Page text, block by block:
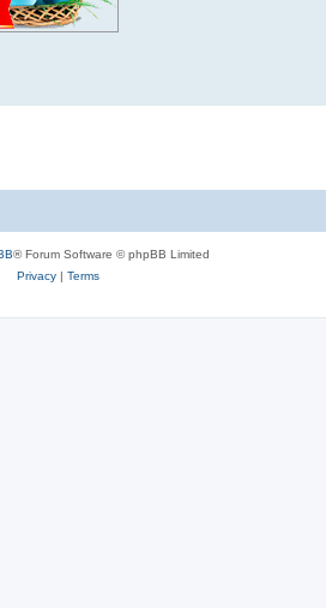
® Forum Software © phpBB Limited
Privacy| Terms